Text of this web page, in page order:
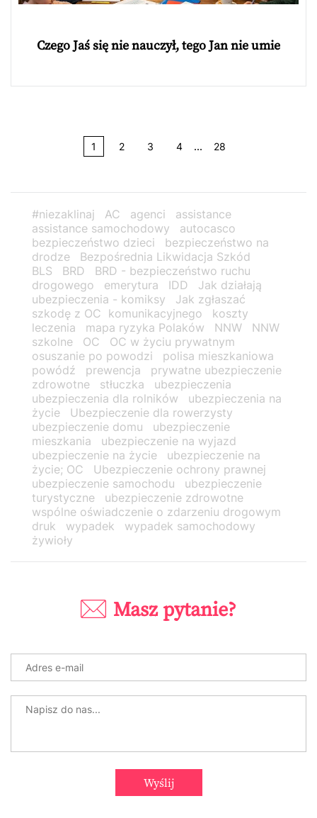
Czego Jaś się nie nauczył, tego Jan nie umie
1 2 3 4 ... 28
#niezaklinaj AC agenci
assistance
assistance samochodowy
autocasco
bezpieczeństwo dzieci
bezpieczeństwo na
drodze
Bezpośrednia Likwidacja Szkód
BLS
BRD
BRD - bezpieczeństwo ruchu
drogowego
emerytura IDD
Jak działają
ubezpieczenia - komiksy
Jak zgłaszać
szkodę z OC komunikacyjnego
koszty
leczenia
mapa ryzyka Polaków NNW
NNW
szkolne
OC
OC w życiu prywatnym
osuszanie po powodzi
polisa mieszkaniowa
powódź
prewencja
prywatne ubezpieczenie
zdrowotne
stłuczka
ubezpieczenia
ubezpieczenia dla rolników
ubezpieczenia na
życie
Ubezpieczenie dla rowerzysty
ubezpieczenie domu
ubezpieczenie
mieszkania
ubezpieczenie na wyjazd
ubezpieczenie na życie
ubezpieczenie na
życie; OC
Ubezpieczenie ochrony prawnej
ubezpieczenie samochodu
ubezpieczenie
turystyczne
ubezpieczenie zdrowotne
wspólne oświadczenie o zdarzeniu drogowym
druk
wypadek
wypadek samochodowy
żywioły
Masz pytanie?